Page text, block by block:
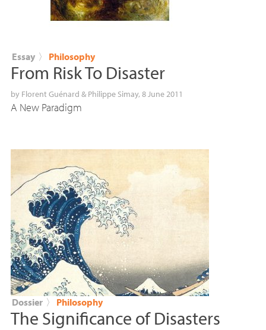
Essay 〉 Philosophy
From Risk To Disaster
by Florent Guénard & Philippe Simay, 8 June 2011
A New Paradigm
Dossier 〉 Philosophy
The Significance of Disasters